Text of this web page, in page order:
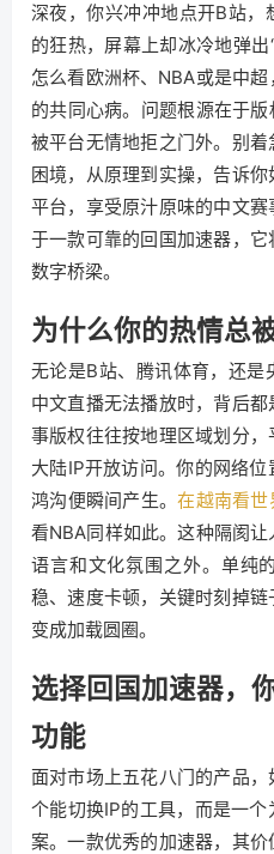
深夜，你兴冲冲地点开B站
的狂热，屏幕上却冰冷地弹
怎么看欧洲杯、NBA或是中
的共同心病。问题根源在于
被平台无情地拒之门外。别
困境，从原理到实操，告诉
平台，享受原汁原味的中文
于一款可靠的回国加速器，
数字桥梁。
为什么你的热情总
无论是B站、腾讯体育，还
中文直播无法播放时，背后
事版权往往按地理区域划分
大陆IP开放访问。你的网络
鸿沟便瞬间产生。在越南看世
看NBA同样如此。这种隔阂
语言和文化氛围之外。单纯
稳、速度卡顿，关键时刻掉
变成加载圆圈。
选择回国加速器，
功能
面对市场上五花八门的产品
个能切换IP的工具，而是一
案。一款优秀的加速器，其